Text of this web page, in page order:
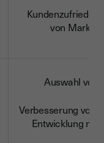
von
Auswahl von
Verbesserung von
Entwicklung